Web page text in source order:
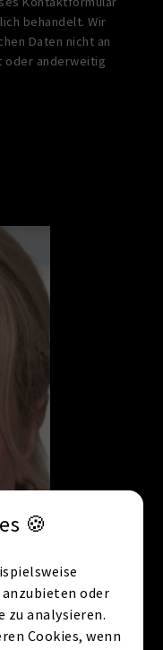
behandelt. Wir
Daten nicht an
anderweitig
🍪
oder
zu analysieren.
Cookies, wenn